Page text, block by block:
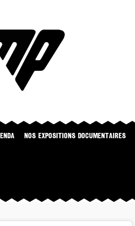
NOS EXPOSITIONS DOCUMENTAIRES